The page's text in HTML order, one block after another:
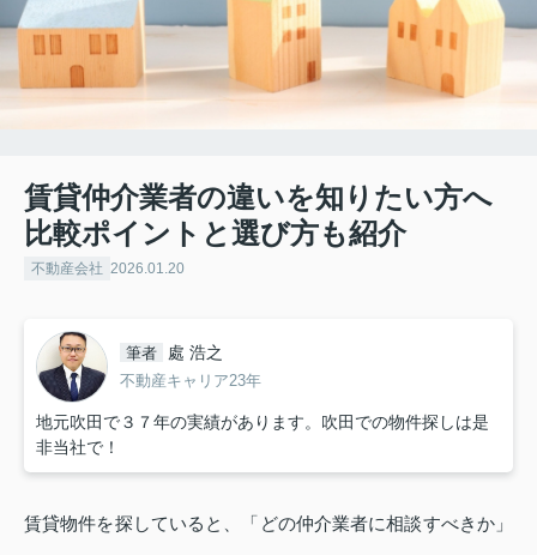
賃貸仲介業者の違いを知りたい方へ
比較ポイントと選び方も紹介
不動産会社 2026.01.20
筆者 處 浩之
不動産キャリア23年
地元吹田で３７年の実績があります。吹田での物件探しは是
非当社で！
賃貸物件を探していると、「どの仲介業者に相談すべきか」